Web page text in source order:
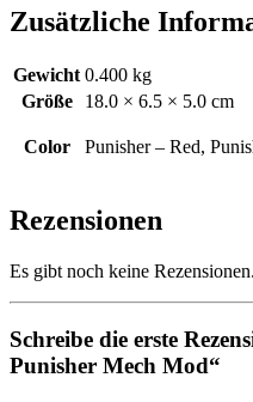
Zusätzliche
Gewicht 0.400 kg
Größe
18.0 × 6.5 × 5.0 cm
Color Punisher – Red,
Rezensionen
Es gibt noch keine Rezensionen.
Schreibe die erste
Punisher Mech Mod“